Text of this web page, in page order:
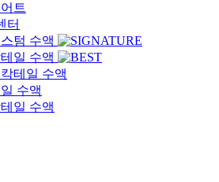
트
터
텀 수액
일 수액
테일 수액
수액
일 수액